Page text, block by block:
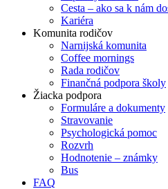
Cesta – ako sa k nám
Kariéra
Komunita rodičov
Narnijská komunita
Coffee mornings
Rada rodičov
Finančná podpora školy
Žiacka podpora
Formuláre a dokumenty
Stravovanie
Psychologická pomoc
Rozvrh
Hodnotenie – známky
Bus
FAQ